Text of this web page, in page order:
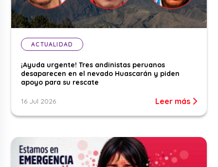
ACTUALIDAD
¡Ayuda urgente! Tres andinistas peruanos
desaparecen en el nevado Huascarán y piden
apoyo para su rescate
16 Jul 2026 Leer más